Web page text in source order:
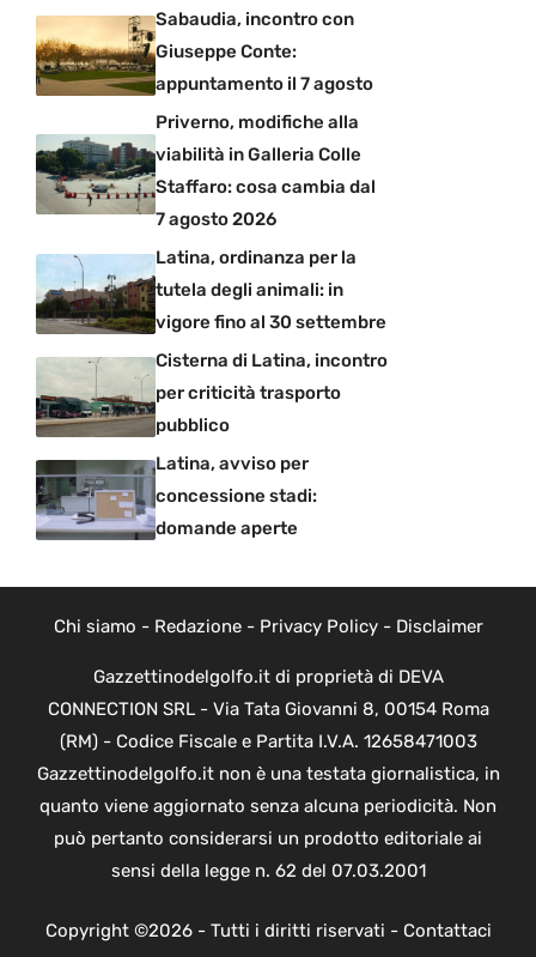
Sabaudia, incontro con
Giuseppe Conte:
appuntamento il 7 agosto
Priverno, modifiche alla
viabilità in Galleria Colle
Staffaro: cosa cambia dal
7 agosto 2026
Latina, ordinanza per la
tutela degli animali: in
vigore fino al 30 settembre
Cisterna di Latina, incontro
per criticità trasporto
pubblico
Latina, avviso per
concessione stadi:
domande aperte
Chi siamo - Redazione- Privacy Policy- Disclaimer
Gazzettinodelgolfo.it di proprietà di DEVA
CONNECTION SRL - Via Tata Giovanni 8, 00154 Roma
(RM) - Codice Fiscale e Partita I.V.A. 12658471003
Gazzettinodelgolfo.it non è una testata giornalistica, in
quanto viene aggiornato senza alcuna periodicità. Non
può pertanto considerarsi un prodotto editoriale ai
sensi della legge n. 62 del 07.03.2001
Copyright ©2026 - Tutti i diritti riservati - Contattaci